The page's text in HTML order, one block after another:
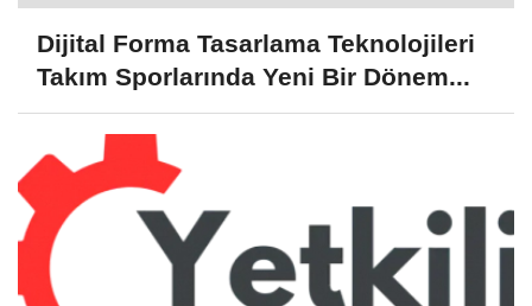
Dijital Forma Tasarlama Teknolojileri
Takım Sporlarında Yeni Bir Dönem...